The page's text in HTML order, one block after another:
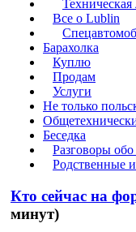
Техническая
Все о Lublin
Барахолка
Куплю
Продам
Услуги
Не только
Беседка
Разговоры
Родственные
Кто сейчас на
минут)